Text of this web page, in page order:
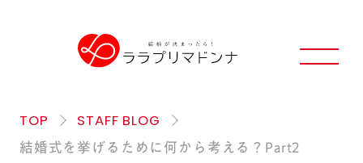
TOP STAFF BLOG
結婚式を挙げるために何から考える？Part2